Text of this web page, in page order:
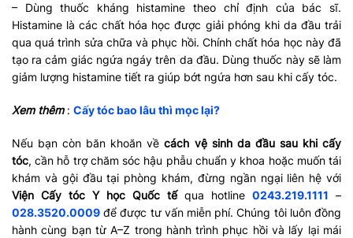
– Dùng thuốc kháng histamine theo chỉ định của bác sĩ.
Histamine là các chất hóa học được giải phóng khi da đầu trải
qua quá trình sửa chữa và phục hồi. Chính chất hóa học này đã
tạo ra cảm giác ngứa ngáy trên da đầu. Dùng thuốc này sẽ làm
giảm lượng histamine tiết ra giúp bớt ngứa hơn sau khi cấy tóc.
Xem thêm: Cấy tóc bao lâu thì mọc lại?
Nếu bạn còn băn khoăn vềcách vệ sinh da đầu sau khi cấy
tóc, cần hỗ trợ chăm sóc hậu phẫu chuẩn y khoa hoặc muốn tái
khám và gội đầu tại phòng khám, đừng ngần ngại liên hệ với
Viện Cấy tóc Y học Quốc tế qua hotline 0243.219.1111 –
028.3520.0009 để được tư vấn miễn phí. Chúng tôi luôn đồng
hành cùng bạn từ A–Z trong hành trình phục hồi và lấy lại mái